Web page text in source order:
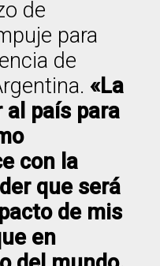
de
para
de
«La
al país para
con la
que será
de mis
en